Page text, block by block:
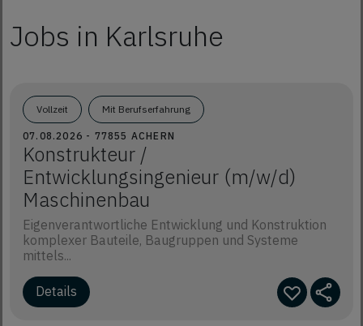
Jobs in Karlsruhe
Vollzeit Mit Berufserfahrung
07.08.2026 - 77855 ACHERN
Konstrukteur /
Entwicklungsingenieur (m/w/d)
Maschinenbau
Eigenverantwortliche Entwicklung und Konstruktion
komplexer Bauteile, Baugruppen und Systeme
mittels...
Details